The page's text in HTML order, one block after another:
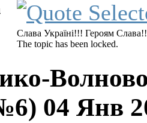
Слава Україні!!! Героям
The topic has been locked.
04 Янв